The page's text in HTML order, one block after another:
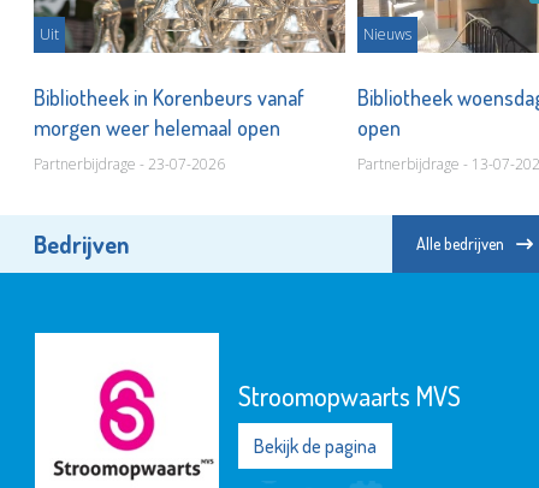
Uit
Bibliotheek in Korenbeurs vanaf
morgen weer helemaal open
Partnerbijdrage - 23-07-2026
Nieuws
Bibliotheek
open
Partnerbijdrage - 13-07-
Bedrijven Alle bedrijven
Stroomopwaarts MVS
Bekijk de pagina